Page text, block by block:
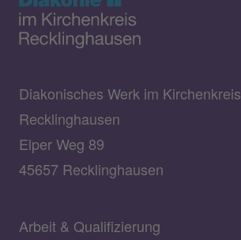
Diakonisches Werk im Kirchenkreis
Recklinghausen
Elper Weg 89
45657 Recklinghausen
Arbeit & Qualifizierung